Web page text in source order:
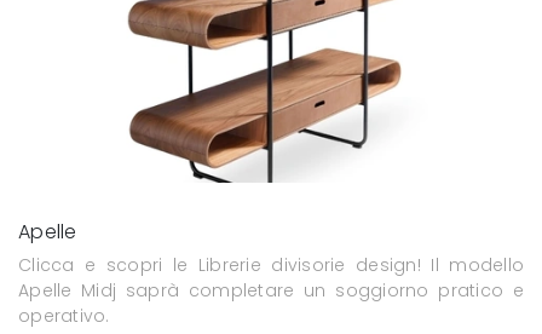
Apelle
Clicca e scopri le Librerie divisorie design! Il modello
Apelle Midj saprà completare un soggiorno pratico e
operativo.